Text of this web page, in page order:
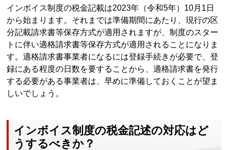
インボイス制度の税金記載は2023年（令和5年）10月1日
から始まります。それまでは準備期間にあたり、現行の区
分記載請求書等保存方式が適用されますが、制度のスター
トに伴い適格請求書等保存方式が適用されることになりま
す。適格請求書事業者になるには登録手続きが必要で、登
録にある程度の日数を要することから、適格請求書を発行
する必要がある事業者は、早めに準備しておくことが望ま
しいでしょう。
インボイス制度の税金記述の対応はど
うするべきか？